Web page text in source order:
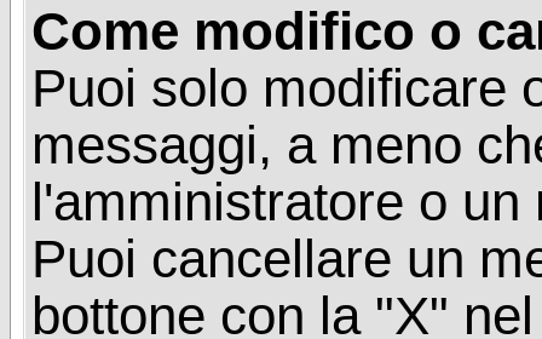
Come modifico o
Puoi solo modificare
messaggi, a meno
l'amministratore o
Puoi cancellare un
bottone con la "X"